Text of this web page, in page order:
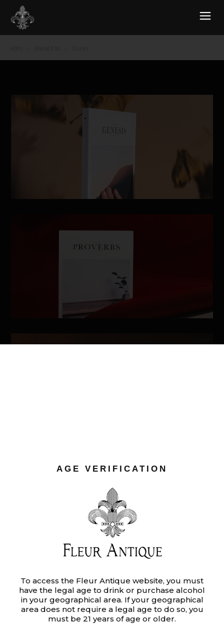
Ut enim ad minim veniam, quis
nostrud exercitation ullamco laboris
nisi ut aliquip ex ea commodo
consequat. Duis aute irure dolor in
reprehenderit in voluptate velit.
umquam epicuri euripidis ne mel,
mel ad laoreet lobortis. Mutat de
essent civibus sed cu, dio cunt
AGE VERIFICATION
To access the Fleur Antique website, you must
have the legal age to drink or purchase alcohol
in your geographical area. If your geographical
area does not require a legal age to do so, you
must be 21 years of age or older.